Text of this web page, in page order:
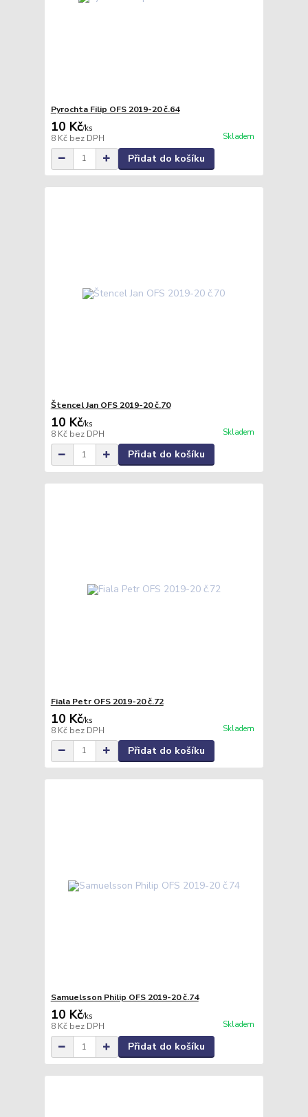
Pyrochta Filip OFS 2019-20 č.64
10 Kč/ks
8 Kč bez DPH Skladem
Přidat do košíku
Štencel Jan OFS 2019-20 č.70
10 Kč/ks
8 Kč bez DPH Skladem
Přidat do košíku
Fiala Petr OFS 2019-20 č.72
10 Kč/ks
8 Kč bez DPH Skladem
Přidat do košíku
Samuelsson Philip OFS 2019-20 č.74
10 Kč/ks
8 Kč bez DPH Skladem
Přidat do košíku